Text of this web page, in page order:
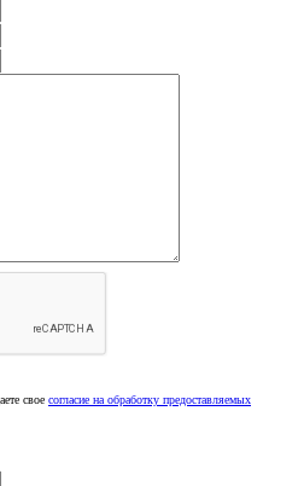
свое согласие на обработку предоставляемых